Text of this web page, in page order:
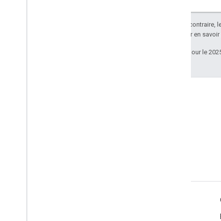
Sauf indication contraire,
. Pour en
Dernière mise à jour le